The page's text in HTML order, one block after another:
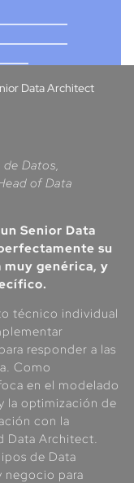
Data Architect
Datos,
of Data
Senior Data
su
muy genérica, y
técnico individual
responder a las
Como
en el modelado
la optimización de
con la
Data Architect.
de Data
negocio para